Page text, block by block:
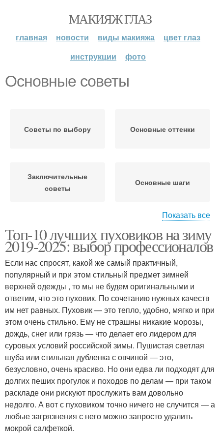
МАКИЯЖ ГЛАЗ
главная новости виды макияжа
цвет глаз
инструкции
фото
Основные советы
Советы по выбору Основные оттенки
Заключительные
советы
Основные шаги
Советы для идеального
макияжа
Советы по сочетанию
Практические советы Советы по нанесению
Советы по созданию
Дополнительные
советы
Советы для идеальной
стрелки
Основные ошибки
Показать все
Топ-10 лучших пуховиков на зиму
2019-2025: выбор профессионалов
Если нас спросят, какой же самый практичный,
популярный и при этом стильный предмет зимней
верхней одежды , то мы не будем оригинальными и
ответим, что это пуховик. По сочетанию нужных качеств
им нет равных. Пуховик — это тепло, удобно, мягко и при
этом очень стильно. Ему не страшны никакие морозы,
дождь, снег или грязь — что делает его лидером для
суровых условий российской зимы. Пушистая светлая
шуба или стильная дубленка с овчиной — это,
безусловно, очень красиво. Но они едва ли подходят для
долгих пеших прогулок и походов по делам — при таком
раскладе они рискуют прослужить вам довольно
недолго. А вот с пуховиком точно ничего не случится — а
любые загрязнения с него можно запросто удалить
мокрой салфеткой.